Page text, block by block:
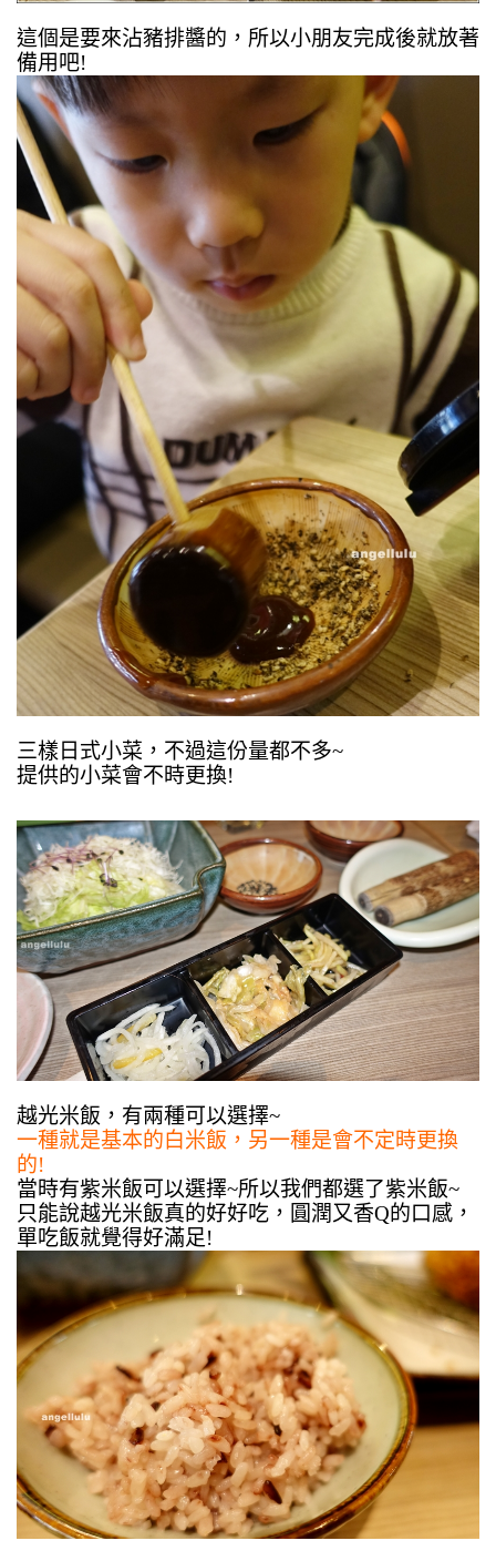
這個是要來沾豬排醬的，所以小朋友完成後就放著
備用吧!
三樣日式小菜，不過這份量都不多~
提供的小菜會不時更換!
越光米飯，有兩種可以選擇~
一種就是基本的白米飯，另一種是會不定時更換
的!
當時有紫米飯可以選擇~所以我們都選了紫米飯~
只能說越光米飯真的好好吃，圓潤又香Q的口感，
單吃飯就覺得好滿足!